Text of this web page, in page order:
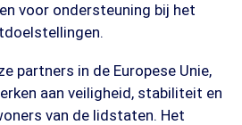
voor ondersteuning bij het
partners in de Europese Unie,
aan veiligheid, stabiliteit en
van de lidstaten. Het